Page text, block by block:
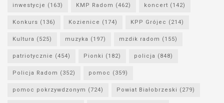
inwestycje (163) KMP Radom (462) koncert (142)
Konkurs (136) Kozienice (174) KPP Grójec (214)
Kultura (525) muzyka (197) mzdik radom (155)
patriotycznie (454) Pionki (182) policja (848)
Policja Radom (352) pomoc (359)
pomoc pokrzywdzonym (724) Powiat Białobrzeski (279)